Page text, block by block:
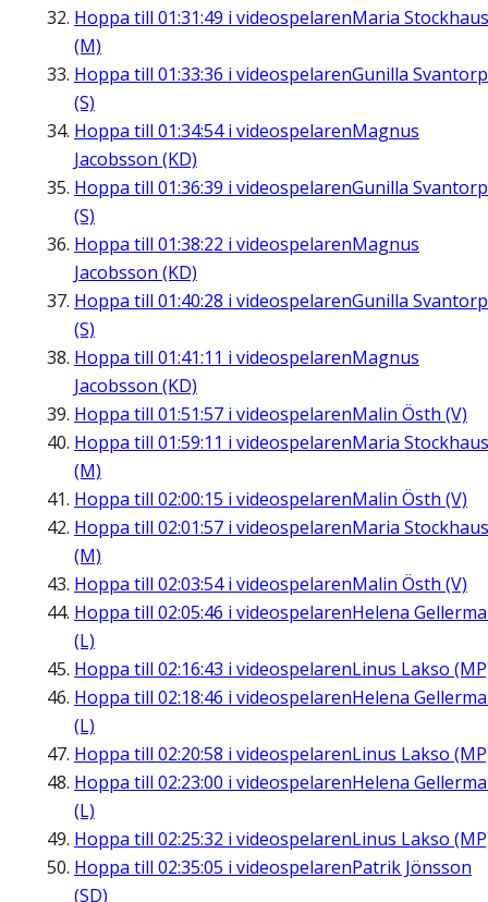
Hoppa till 01:31:49 i videospelarenMaria Stockhaus
(M)
Hoppa till 01:33:36 i videospelarenGunilla Svantorp
(S)
Hoppa till 01:34:54i videospelarenMagnus
Jacobsson (KD)
Hoppa till 01:36:39 i videospelarenGunilla Svantorp
(S)
Hoppa till 01:38:22 i videospelarenMagnus
Jacobsson (KD)
Hoppa till 01:40:28 i videospelarenGunilla Svantorp
(S)
Hoppa till 01:41:11 i videospelarenMagnus
Jacobsson (KD)
Hoppa till 01:51:57 i videospelarenMalin Östh (V)
Hoppa till 01:59:11 i videospelarenMaria Stockhaus
(M)
Hoppa till 02:00:15 i videospelarenMalin Östh (V)
Hoppa till 02:01:57 i videospelarenMaria Stockhaus
(M)
Hoppa till 02:03:54i videospelarenMalin Östh (V)
Hoppa till 02:05:46 i videospelarenHelena
(L)
Hoppa till 02:16:43 i videospelarenLinus Lakso
Hoppa till 02:18:46 i videospelarenHelena
(L)
Hoppa till 02:20:58 i videospelarenLinus Lakso
Hoppa till 02:23:00 i videospelarenHelena
(L)
Hoppa till 02:25:32 i videospelarenLinus Lakso
Hoppa till 02:35:05 i videospelarenPatrik Jönsson
(SD)